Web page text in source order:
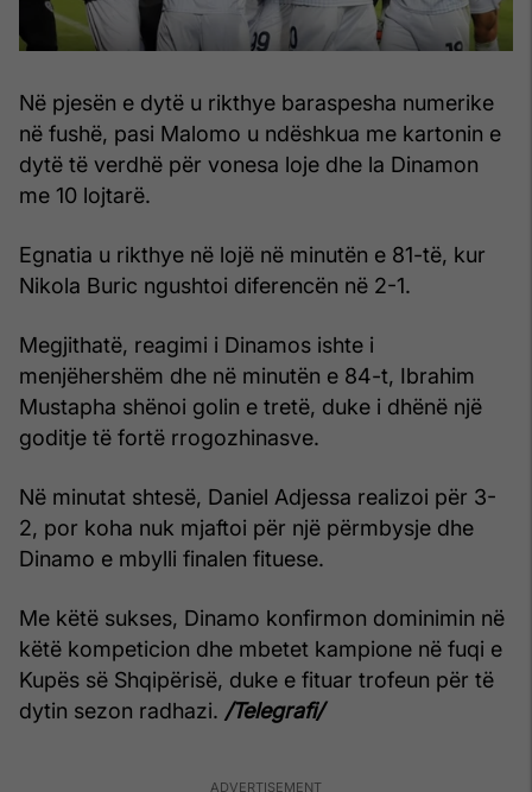
Në pjesën e dytë u rikthye baraspesha numerike
në fushë, pasi Malomo u ndëshkua me kartonin e
dytë të verdhë për vonesa loje dhe la Dinamon
me 10 lojtarë.
Egnatia u rikthye në lojë në minutën e 81-të, kur
Nikola Buric ngushtoi diferencën në 2-1.
Megjithatë, reagimi i Dinamos ishte i
menjëhershëm dhe në minutën e 84-t, Ibrahim
Mustapha shënoi golin e tretë, duke i dhënë një
goditje të fortë rrogozhinasve.
Në minutat shtesë, Daniel Adjessa realizoi për 3-
2, por koha nuk mjaftoi për një përmbysje dhe
Dinamo e mbylli finalen fituese.
Me këtë sukses, Dinamo konfirmon dominimin në
këtë kompeticion dhe mbetet kampione në fuqi e
Kupës së Shqipërisë, duke e fituar trofeun për të
dytin sezon radhazi. /Telegrafi/